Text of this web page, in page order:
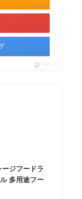
ポチップ
ジフードラ
多用途フー